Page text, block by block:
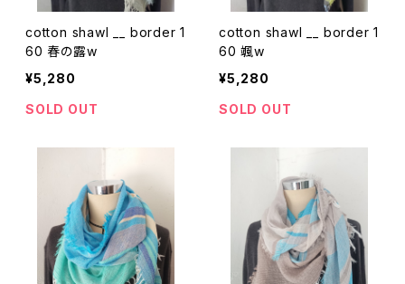
cotton shawl __ border 1
60 春の露w
¥5,280
SOLD OUT
cotton shawl __ border 1
60 颯w
¥5,280
SOLD OUT